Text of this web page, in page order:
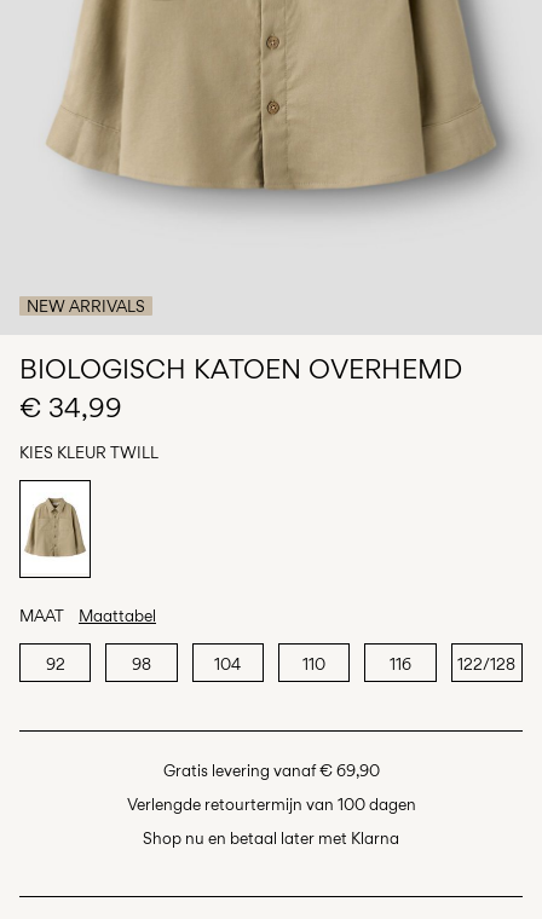
vragen?
Over
ons
België
NEW ARRIVALS
BIOLOGISCH KATOEN OVERHEMD
€ 34,99
KIES KLEUR TWILL
MAAT Maattabel
92 98 104 110 116 122/128
Gratis levering vanaf € 69,90
Verlengde retourtermijn van 100 dagen
Shop nu en betaal later met Klarna